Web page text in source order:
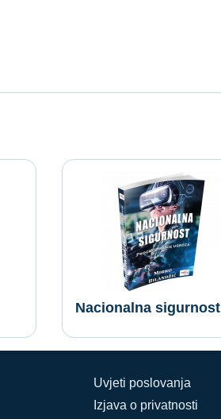
Nacionalna sigurnost
Uvjeti poslovanja
Izjava o privatnosti